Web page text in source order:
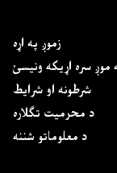
زموږ په اړه
موږ سره اړیکه ونیسئ
شرطونه او شرایط
د محرمیت تګلاره
د معلوماتو شننه